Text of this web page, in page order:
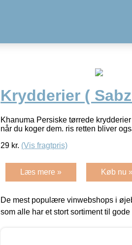
Krydderier (
Khanuma Persiske tørrede
når du koger dem. ris retten bliver
29 kr. (Vis fragtpris)
Læs mere » Køb nu
De mest populære vinwebshops i
som alle har et stort sortiment til gode